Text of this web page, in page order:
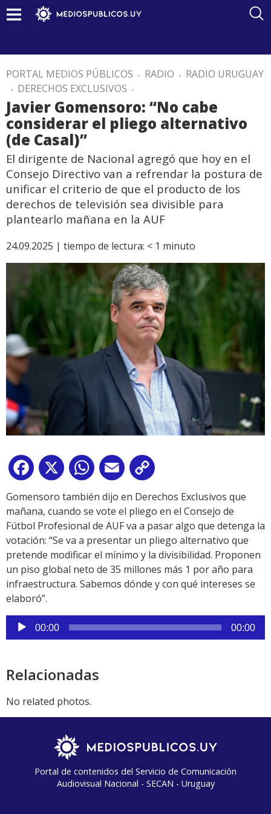
PORTAL MEDIOS PÚBLICOS . RADIO . RADIO URUGUAY
. DERECHOS EXCLUSIVOS .
Javier Gomensoro: “No cabe
considerar el pliego alternativo
(de Casal)”
El dirigente de Nacional agregó que hoy en el
Consejo Directivo van a refrendar la postura de
unificar el criterio de que el producto de los
derechos de televisión sea divisible para
plantearlo mañana en la AUF
24.09.2025 | tiempo de lectura: < 1 minuto
Facebook
X WhatsApp
Email
Link
Gomensoro también dijo en Derechos Exclusivos que
mañana, cuando se vote el pliego en el Consejo de
Fútbol Profesional de AUF va a pasar algo que detenga la
votación: “Se va a presentar un pliego alternativo que
pretende modificar el mínimo y la divisibilidad. Proponen
un piso global neto de 35 millones más 1 por año para
infraestructura. Sabemos dónde y con qué intereses se
elaboró”.
Reproductor
de
00:00 00:00
Relacionadas
No related photos.
Portal de contenidos del Servicio de Comunicación
Audiovisual Nacional - SECAN - Uruguay